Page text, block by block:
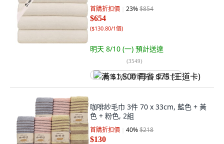
首購折扣價 23%$854
$654
($130.80/1個)
明天 8/10 (一) 預計送達
(3549)
满 $1,500 再省 $75 (王道卡)
咖啡紗毛巾 3件 70 x 33cm, 藍色 + 黃
色 + 粉色, 2組
首購折扣價 40%$218
$130